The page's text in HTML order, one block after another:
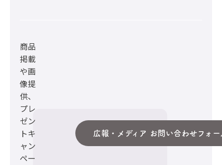
商品
掲載
や画
像提
供、
プレ
ゼン
トキ
ャン
ペー
広報・メディア お問い合わせフォー